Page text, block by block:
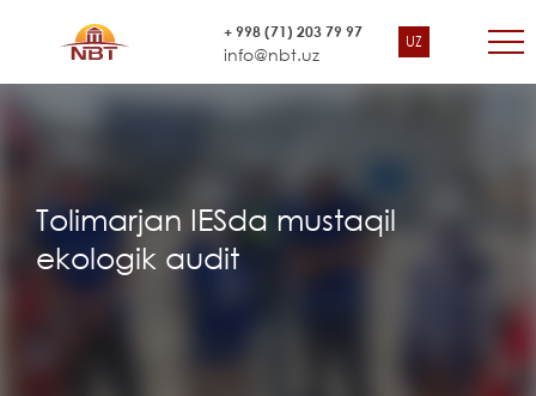
UZ
+ 998 (71) 203 79 97
info@nbt.uz
Tolimarjan IESda mustaqil
ekologik audit